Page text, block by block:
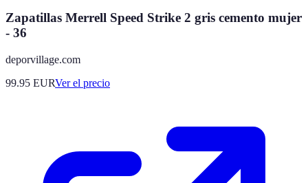
Zapatillas Merrell Speed Strike 2 gris cemento mujer
- 36
deporvillage.com
99.95 EURVer el precio